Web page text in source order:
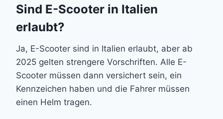
Sind E-Scooter in Italien
erlaubt?
Ja, E-Scooter sind in Italien erlaubt, aber ab
2025 gelten strengere Vorschriften. Alle E-
Scooter müssen dann versichert sein, ein
Kennzeichen haben und die Fahrer müssen
einen Helm tragen.